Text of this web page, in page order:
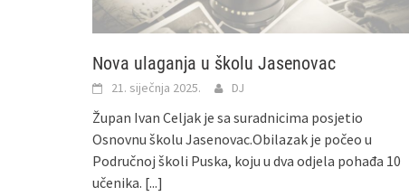
Nova ulaganja u školu Jasenovac
21. siječnja 2025. DJ
Župan Ivan Celjak je sa suradnicima posjetio
Osnovnu školu Jasenovac.Obilazak je počeo u
Područnoj školi Puska, koju u dva odjela pohađa 10
učenika. [...]